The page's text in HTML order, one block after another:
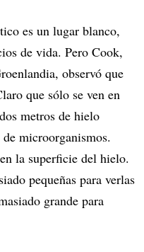
es un lugar blanco,
de vida. Pero Cook,
observó que
que sólo se ven en
metros de hielo
microorganismos.
la superficie del hielo.
pequeñas para verlas
grande para